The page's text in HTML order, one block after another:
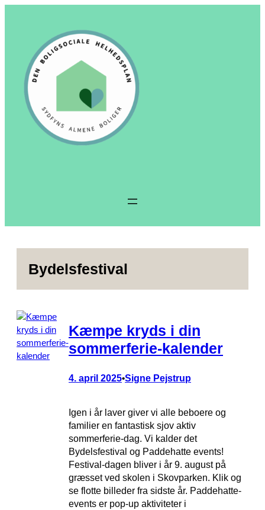
Bydelsfestival
Kæmpe kryds i din
sommerferie-kalender
4. april 2025•Signe Pejstrup
Igen i år laver giver vi alle beboere og
familier en fantastisk sjov aktiv
sommerferie-dag. Vi kalder det
Bydelsfestival og Paddehatte events!
Festival-dagen bliver i år 9. august på
græsset ved skolen i Skovparken. Klik og
se flotte billeder fra sidste år. Paddehatte-
events er pop-up aktiviteter i